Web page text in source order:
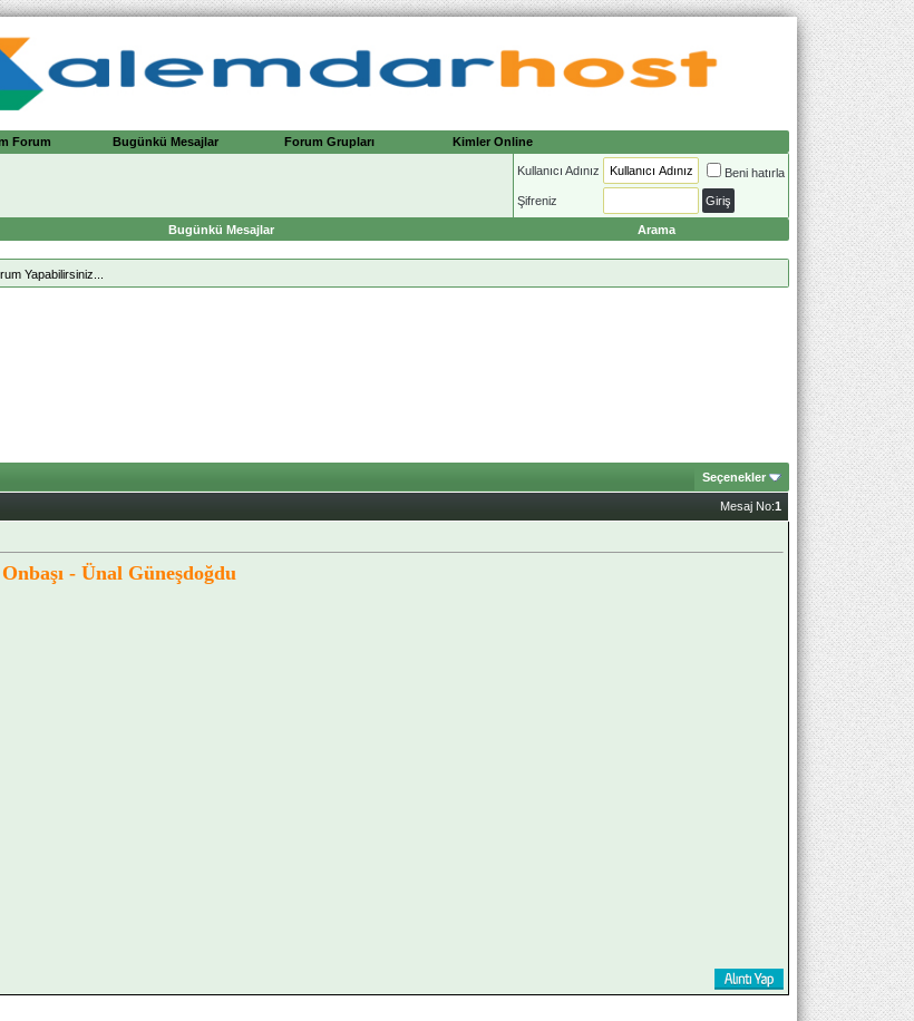
Forum Bugünkü Mesajlar Forum Grupları Kimler Online
Kullanıcı Adınız Beni hatırla
Şifreniz
Bugünkü Mesajlar Arama
Yapabilirsiniz...
Seçenekler
Mesaj No:1
- Ünal Güneşdoğdu